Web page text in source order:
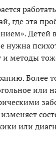
где эта
Детей
нужна
методы
Более
или
или